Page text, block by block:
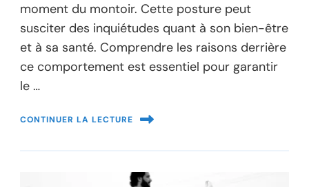
moment du montoir. Cette posture peut
susciter des inquiétudes quant à son bien-être
et à sa santé. Comprendre les raisons derrière
ce comportement est essentiel pour garantir
le …
CONTINUER LA LECTURE